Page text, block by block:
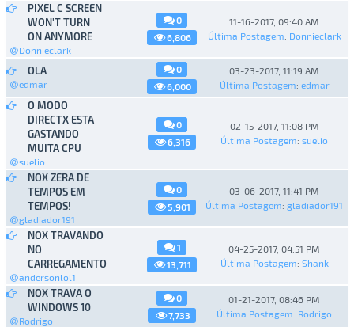
PIXEL C SCREEN
WON'T TURN
ON ANYMORE
Donnieclark
0
6,806
11-16-2017, 09:40 AM
Última Postagem: Donnieclark
OLA
edmar
0
6,000
03-23-2017, 11:19 AM
Última Postagem: edmar
O MODO
DIRECTX ESTA
GASTANDO
MUITA CPU
suelio
0
6,316
02-15-2017, 11:08 PM
Última Postagem: suelio
NOX ZERA DE
TEMPOS EM
TEMPOS!
gladiador191
0
5,901
03-06-2017, 11:41 PM
Última Postagem: gladiador191
NOX TRAVANDO
NO
CARREGAMENTO
andersonlol1
1
13,711
04-25-2017, 04:51 PM
Última Postagem: Shank
NOX TRAVA O
WINDOWS 10
Rodrigo
0
7,733
01-21-2017, 08:46 PM
Última Postagem: Rodrigo